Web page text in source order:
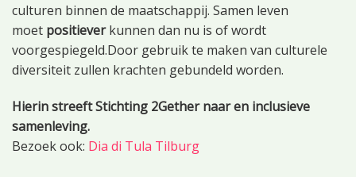
culturen binnen de maatschappij. Samen leven
moet positieverkunnen dan nu is of wordt
voorgespiegeld.Door gebruik te maken van culturele
diversiteit zullen krachten gebundeld worden.
Hierin streeft Stichting 2Gether naar en inclusieve
samenleving.
Bezoek ook: Dia di Tula Tilburg